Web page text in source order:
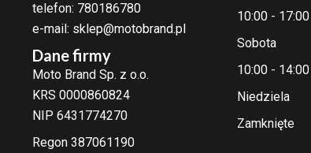
telefon: 780186780
e-mail: sklep@motobrand.pl
Dane firmy
Moto Brand Sp. z o.o.
KRS 0000860824
NIP 6431774270
Regon 387061190
10:00 - 17:00
Sobota
10:00 - 14:00
Niedziela
Zamknięte